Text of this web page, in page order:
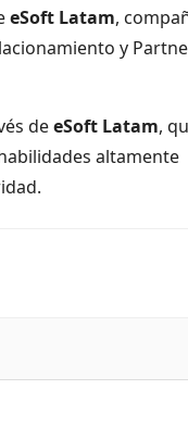
eSoft Latam,
y
deeSoft Latam,
altamente